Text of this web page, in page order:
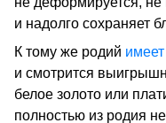
и надолго сохраняет
К тому же родий имеет
и смотрится
белое золото или
полностью из родия